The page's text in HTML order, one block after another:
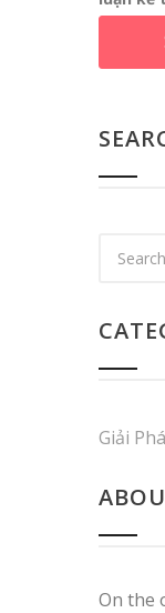
Giải
On the